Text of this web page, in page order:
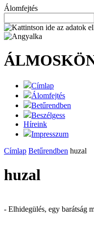
Álomfejtés
Címlap
Álomfejtés
Betűrendben
Beszélgess
Híreink
Impresszum
Címlap Betűrendben huzal
huzal
- Elhidegülés, egy barátság